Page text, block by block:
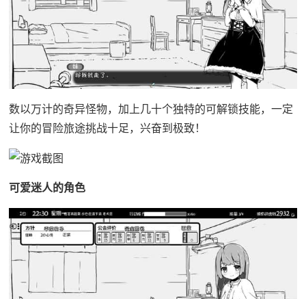
数以万计的奇异怪物，加上几十个独特的可解锁技能，一定
让你的冒险旅途挑战十足，兴奋到极致！
可爱迷人的角色